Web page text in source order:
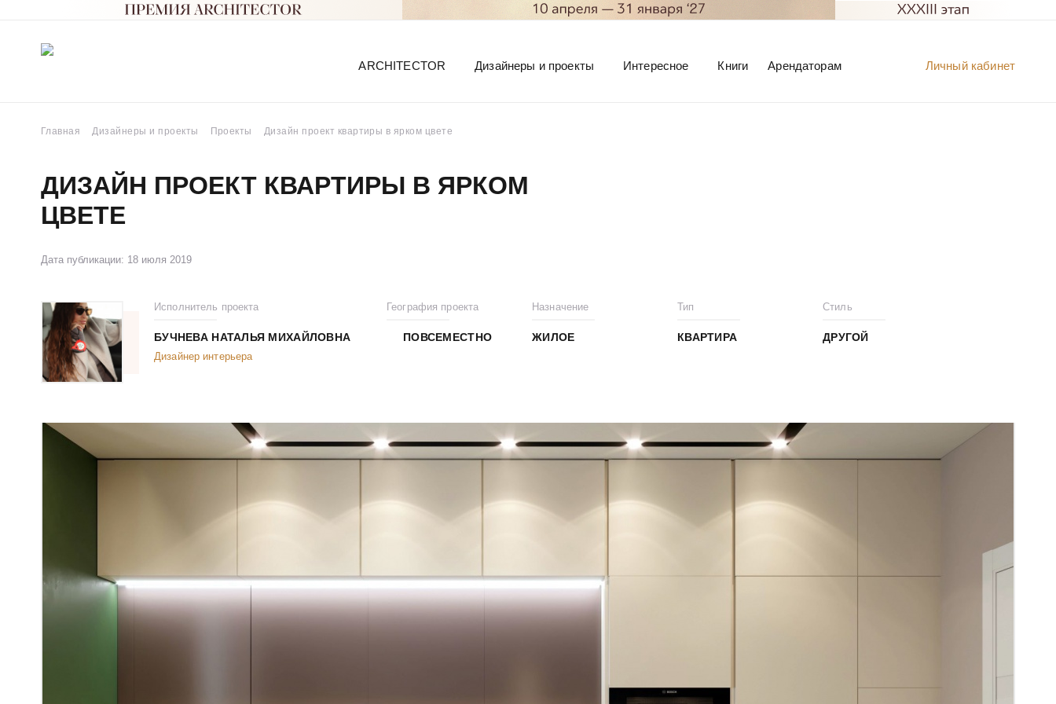
Личный кабинет
ARCHITECTOR Дизайнеры и проекты Интересное Книги Арендаторам
Главная Дизайнеры и проекты Проекты Дизайн проект квартиры в ярком цвете
ДИЗАЙН ПРОЕКТ КВАРТИРЫ В ЯРКОМ
ЦВЕТЕ
Дата публикации: 18 июля 2019
Исполнитель проекта
БУЧНЕВА НАТАЛЬЯ МИХАЙЛОВНА
Дизайнер интерьера
География проекта
ПОВСЕМЕСТНО
Назначение
ЖИЛОЕ
Тип
КВАРТИРА
Стиль
ДРУГОЙ